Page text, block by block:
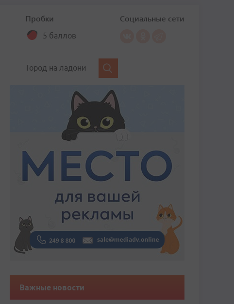
Пробки
5 баллов
Социальные сети
Город на ладони
Важные новости